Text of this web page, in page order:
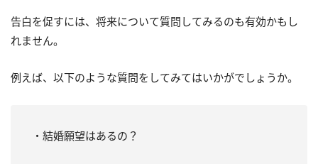
告白を促すには、将来について質問してみるのも有効かもし
れません。
例えば、以下のような質問をしてみてはいかがでしょうか。
・結婚願望はあるの？